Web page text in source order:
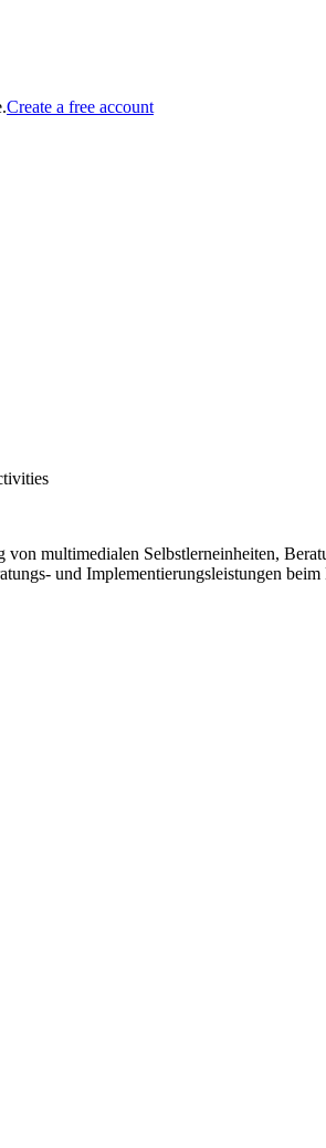
Create a free account
multimedialen Selbstlerneinheiten,
und Implementierungsleistungen